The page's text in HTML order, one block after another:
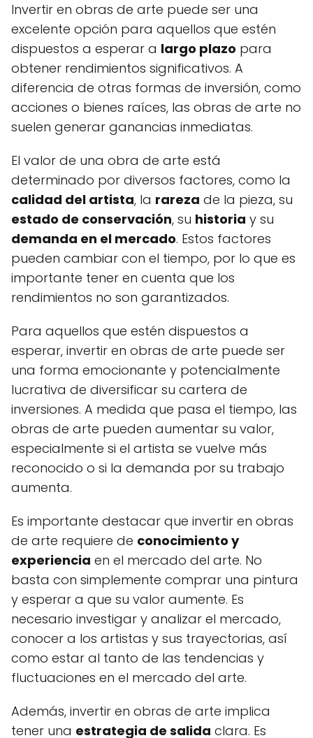
Invertir en obras de arte puede ser una
excelente opción para aquellos que estén
dispuestos a esperar a largo plazo para
obtener rendimientos significativos. A
diferencia de otras formas de inversión, como
acciones o bienes raíces, las obras de arte no
suelen generar ganancias inmediatas.
El valor de una obra de arte está
determinado por diversos factores, como la
calidad del artista, la rareza de la pieza, su
estado de conservación, su historia y su
demanda en el mercado. Estos factores
pueden cambiar con el tiempo, por lo que es
importante tener en cuenta que los
rendimientos no son garantizados.
Para aquellos que estén dispuestos a
esperar, invertir en obras de arte puede ser
una forma emocionante y potencialmente
lucrativa de diversificar su cartera de
inversiones. A medida que pasa el tiempo, las
obras de arte pueden aumentar su valor,
especialmente si el artista se vuelve más
reconocido o si la demanda por su trabajo
aumenta.
Es importante destacar que invertir en obras
de arte requiere de conocimiento y
experiencia en el mercado del arte. No
basta con simplemente comprar una pintura
y esperar a que su valor aumente. Es
necesario investigar y analizar el mercado,
conocer a los artistas y sus trayectorias, así
como estar al tanto de las tendencias y
fluctuaciones en el mercado del arte.
Además, invertir en obras de arte implica
tener una estrategia de salida clara. Es